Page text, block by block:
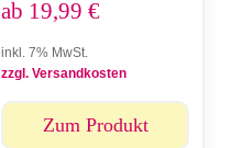
ab 19,99 €
inkl. 7% MwSt.
zzgl. Versandkosten
Zum Produkt